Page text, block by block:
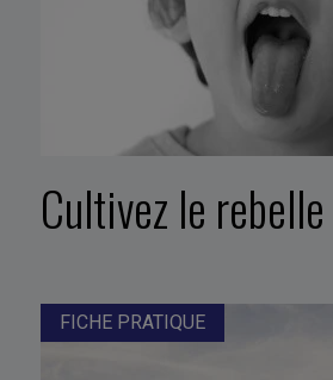
Cultivez le
FICHE PRATIQUE